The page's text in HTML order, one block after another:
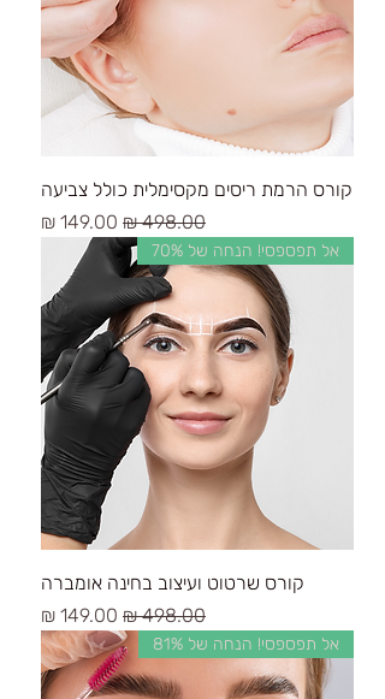
קורס הרמת ריסים מקסימלית כולל צביעה
سعر عادي سعر البيع
אל תפספסי! הנחה של 70%
קורס שרטוט ועיצוב בחינה אומברה
سعر عادي سعر البيع
אל תפספסי! הנחה של 81%